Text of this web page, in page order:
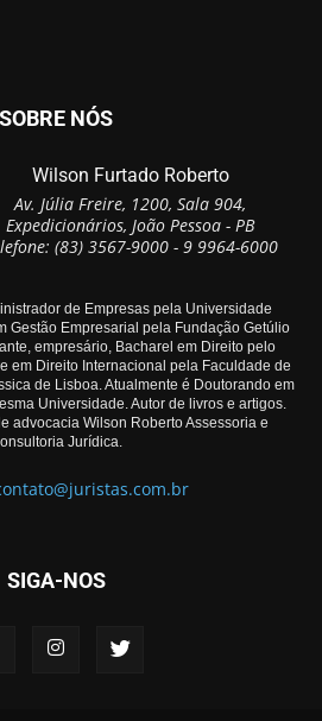
SOBRE NÓS
Wilson Furtado Roberto
Av. Júlia Freire, 1200, Sala 904,
Expedicionários, João Pessoa - PB
(83) 3567-9000 - 9 9964-6000
de Empresas pela Universidade
Gestão Empresarial pela Fundação Getúlio
empresário, Bacharel em Direito pelo
em Direito Internacional pela Faculdade de
de Lisboa. Atualmente é Doutorando em
Universidade. Autor de livros e artigos.
advocacia Wilson Roberto Assessoria e
Jurídica.
SIGA-NOS